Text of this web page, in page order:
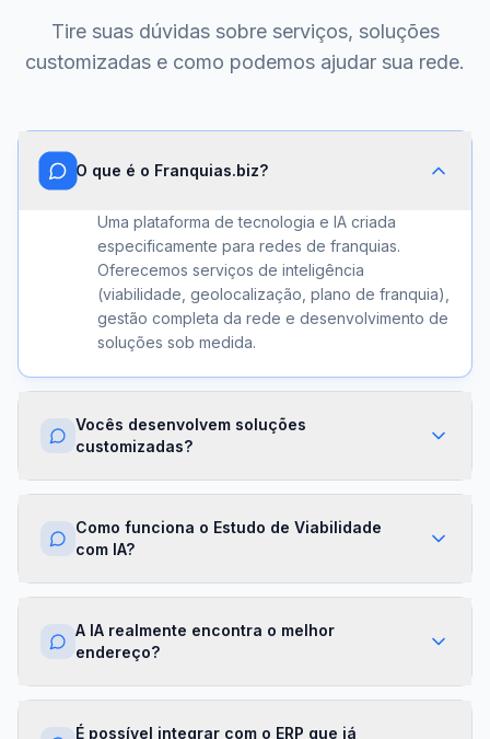
Tire suas dúvidas sobre serviços, soluções
customizadas e como podemos ajudar sua rede.
O que é o Franquias.biz?
Uma plataforma de tecnologia e IA criada
especificamente para redes de franquias.
Oferecemos serviços de inteligência
(viabilidade, geolocalização, plano de franquia),
gestão completa da rede e desenvolvimento de
soluções sob medida.
Vocês desenvolvem soluções
customizadas?
Sim. Além dos módulos prontos, criamos
algoritmos proprietários e APIs sob demanda.
sua franqueadora.
Como funciona o Estudo de Viabilidade
com IA?
Nossa IA cruza dados de mercado,
financeiras para gerar um score de viabilidade
por região. Você recebe um relatório completo
com recomendações em minutos.
A IA realmente encontra o melhor
endereço?
Sim. O módulo de Geolocalização cruza fluxo
É possível integrar com o ERP que já